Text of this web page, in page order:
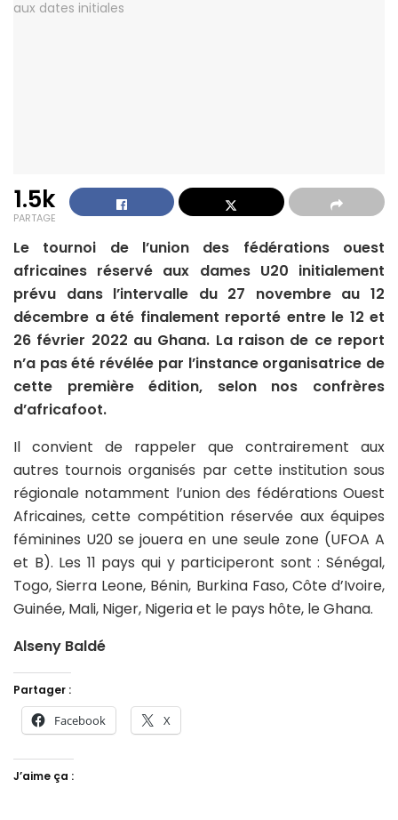
1.5k
PARTAGE
Le tournoi de l’union des fédérations ouest
africaines réservé aux dames U20 initialement
prévu dans l’intervalle du 27 novembre au 12
décembre a été finalement reporté entre le 12 et
26 février 2022 au Ghana. La raison de ce report
n’a pas été révélée par l’instance organisatrice de
cette première édition, selon nos confrères
d’africafoot.
Il convient de rappeler que contrairement aux
autres tournois organisés par cette institution sous
régionale notamment l’union des fédérations Ouest
Africaines, cette compétition réservée aux équipes
féminines U20 se jouera en une seule zone (UFOA A
et B). Les 11 pays qui y participeront sont : Sénégal,
Togo, Sierra Leone, Bénin, Burkina Faso, Côte d’Ivoire,
Guinée, Mali, Niger, Nigeria et le pays hôte, le Ghana.
Alseny Baldé
Partager :
Facebook X
J’aime ça :